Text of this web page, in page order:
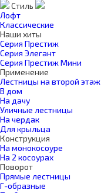
Стиль
Лофт
Классические
Наши хиты
Серия Престиж
Серия Элегант
Серия Престиж Мини
Применение
Лестницы на второй этаж
В дом
На дачу
Уличные лестницы
На чердак
Для крыльца
Конструкция
На монокосоуре
На 2 косоурах
Поворот
Прямые лестницы
Г-образные